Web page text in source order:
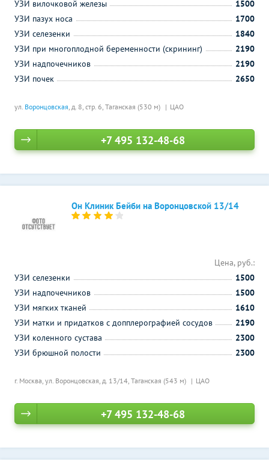
ул. Воронцовская, д. 8, стр. 6, Таганская (530 м) ЦАО
УЗИ вилочковой железы
1500
УЗИ пазух носа
1700
УЗИ селезенки
1840
УЗИ при многоплодной беременности (скрининг)
2190
УЗИ надпочечников
2190
УЗИ почек
2650
+7 495 132-48-68
Он Клиник Бейби на Воронцовской 13/14
г. Москва, ул. Воронцовская, д. 13/14, Таганская (543 м) ЦАО
Цена, руб.:
УЗИ селезенки
1500
УЗИ надпочечников
1500
УЗИ мягких тканей
1610
УЗИ матки и придатков с допплерографией сосудов
2190
УЗИ коленного сустава
2300
УЗИ брюшной полости
2300
+7 495 132-48-68